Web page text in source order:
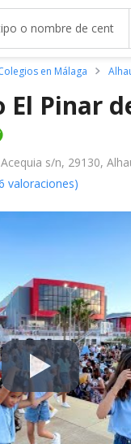
en Málaga
recientemente
El Pinar
s/n, 29130,
valoraciones)